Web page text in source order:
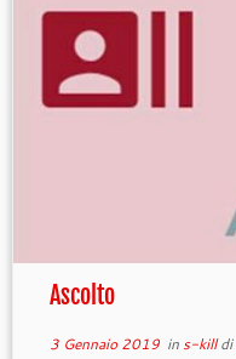
Ascolto
3 Gennaio 2019in s-killdi